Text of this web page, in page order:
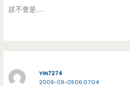
該不會是…..
YIN7274
2009-09-0506:07:04